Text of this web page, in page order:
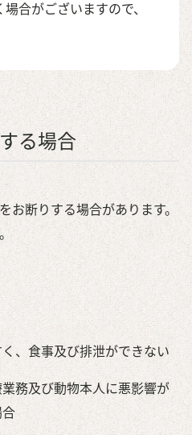
合がございますので、
る場合
お断りする場合があります。
、食事及び排泄ができない
務及び動物本人に悪影響が